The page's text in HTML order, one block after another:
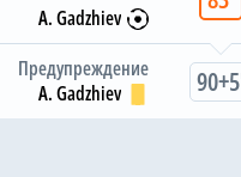
A. Gadzhiev
Предупреждение
A. Gadzhiev
90+5